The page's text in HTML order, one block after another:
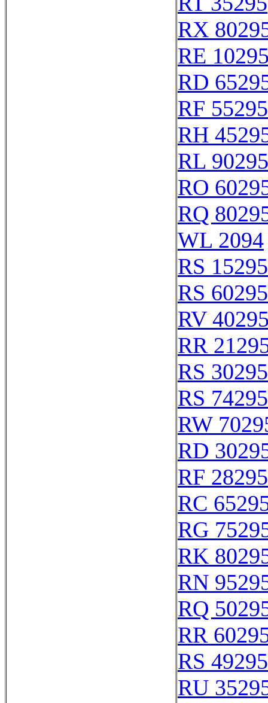
RX
RE
RD
RF 55295
RH
RL 90295
RO
RQ
WL 2094
RS 15295
RS 60295
RV
RR
RS 30295
RS 74295
RW
RD
RF 28295
RC
RG
RK
RN
RQ
RR
RS 49295
RU